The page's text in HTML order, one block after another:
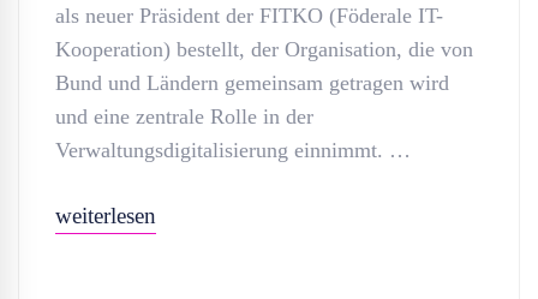
als neuer Präsident der FITKO (Föderale IT-
Kooperation) bestellt, der Organisation, die von
Bund und Ländern gemeinsam getragen wird
und eine zentrale Rolle in der
Verwaltungsdigitalisierung einnimmt. …
weiterlesen